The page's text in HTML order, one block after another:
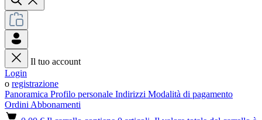
Il tuo account
Login
o registrazione
Panoramica Profilo personale Indirizzi Modalità di pagamento
Ordini Abbonamenti